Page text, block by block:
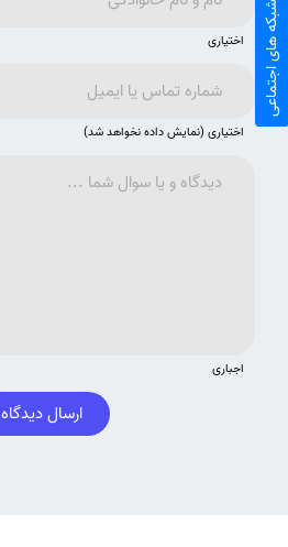
اختیاری
اختیاری (نمایش داده نخواهد شد)
اجباری
ارسال دیدگاه
شبکه های اجتماعی